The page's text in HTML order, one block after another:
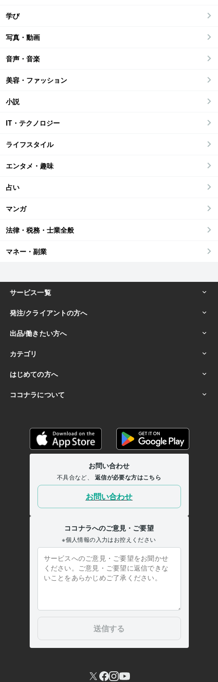
学び
写真・動画
音声・音楽
美容・ファッション
小説
IT・テクノロジー
ライフスタイル
エンタメ・趣味
占い
マンガ
法律・税務・士業全般
マネー・副業